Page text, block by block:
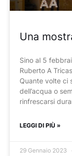
Una
Sino al 5
Ruberto A
Quante volte ci
dell’acqua o
rinfrescarsi
LEGGI DI PIÙ »
29 Gennaio 2023